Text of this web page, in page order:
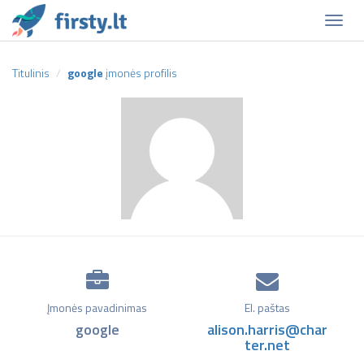
Titulinis google įmonės profilis
Įmonės pavadinimas
google
El. paštas
alison.harris@char
ter.net